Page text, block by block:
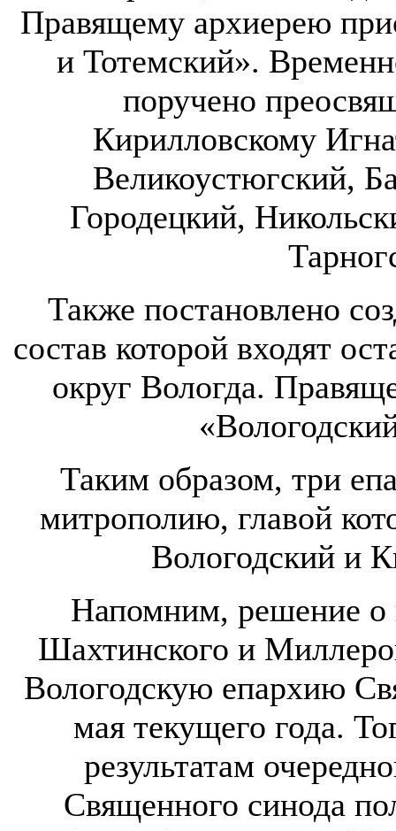
Правящему архиерею
и Тотемский».
поручено
Кирилловскому
Великоустюгский,
Городецкий,
Также постановлено
состав которой входят
округ Вологда.
Таким образом, три
митрополию, главой
Вологодский и
Напомним, решение о
Шахтинского и
Вологодскую епархию
мая текущего года.
результатам
Священного синода